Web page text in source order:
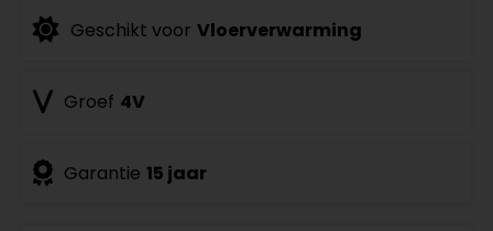
Geschikt voor Vloerverwarming
Groef 4V
Garantie 15 jaar